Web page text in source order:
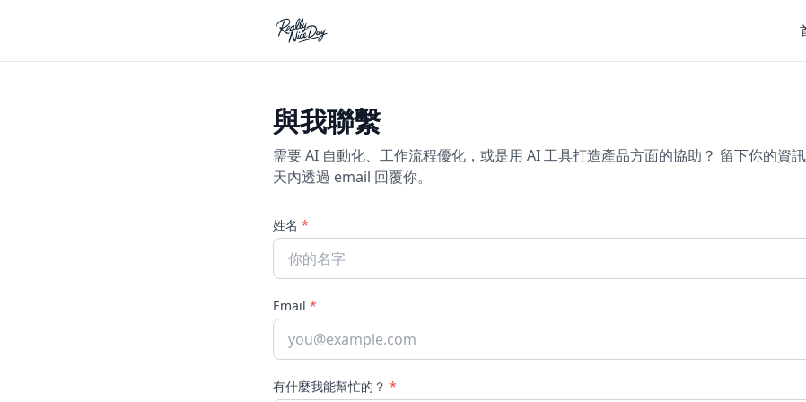
與我聯繫
需要 AI 自動化、工作流程優化，或是用 AI 工具打造產品方面的協助？ 留下你的資
天內透過 email 回覆你。
姓名 *
Email *
有什麼我能幫忙的？ *